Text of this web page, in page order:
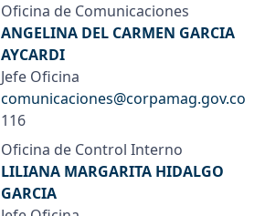
Oficina de Comunicaciones
ANGELINA DEL CARMEN GARCIA
AYCARDI
Jefe Oficina
comunicaciones@corpamag.gov.co
116
Oficina de Control Interno
LILIANA MARGARITA HIDALGO
GARCIA